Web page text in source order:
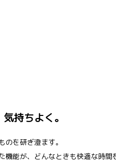
持ちよく。
のを研ぎ澄ます。
機能が、どんなときも快適な時間